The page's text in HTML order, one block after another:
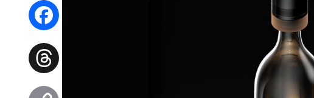
WhatsApp
Facebook
Threads